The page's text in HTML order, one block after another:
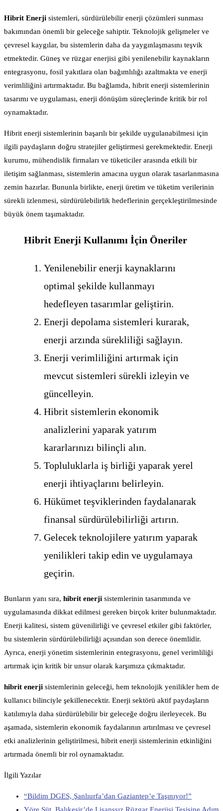
Hibrit Enerji sistemleri, sürdürülebilir enerji çözümleri sunması
bakımından önemli bir geleceğe sahiptir. Teknolojik gelişmeler ve
çevresel kaygılar, bu sistemlerin daha da yaygınlaşmasını teşvik
etmektedir. Güneş ve rüzgar enerjisi gibi yenilenebilir kaynakların
entegrasyonu, fosil yakıtlara olan bağımlılığı azaltmakta ve enerji
verimliliğini artırmaktadır. Bu bağlamda, hibrit enerji sistemlerinin
tasarımı ve uygulaması, enerji dönüşüm süreçlerinde kritik bir rol
oynamaktadır.
Hibrit enerji sistemlerinin başarılı bir şekilde uygulanabilmesi için
ilgili paydaşların doğru stratejiler geliştirmesi gerekmektedir. Enerji
kurumu, mühendislik firmaları ve tüketiciler arasında etkili bir
iletişim sağlanması, sistemlerin amacına uygun olarak tasarlanmasına
zemin hazırlar. Bununla birlikte, enerji üretim ve tüketim verilerinin
sürekli izlenmesi, sürdürülebilirlik hedeflerinin gerçekleştirilmesinde
büyük önem taşımaktadır.
Hibrit Enerji Kullanımı İçin Öneriler
Yenilenebilir enerji kaynaklarını
optimal şekilde kullanmayı
hedefleyen tasarımlar geliştirin.
Enerji depolama sistemleri kurarak,
enerji arzında sürekliliği sağlayın.
Enerji verimliliğini artırmak için
mevcut sistemleri sürekli izleyin ve
güncelleyin.
Hibrit sistemlerin ekonomik
analizlerini yaparak yatırım
kararlarınızı bilinçli alın.
Topluluklarla iş birliği yaparak yerel
enerji ihtiyaçlarını belirleyin.
Hükümet teşviklerinden faydalanarak
finansal sürdürülebilirliği artırın.
Gelecek teknolojilere yatırım yaparak
yenilikleri takip edin ve uygulamaya
geçirin.
Bunların yanı sıra, hibrit enerji sistemlerinin tasarımında ve
uygulamasında dikkat edilmesi gereken birçok kriter bulunmaktadır.
Enerji kalitesi, sistem güvenilirliği ve çevresel etkiler gibi faktörler,
bu sistemlerin sürdürülebilirliği açısından son derece önemlidir.
Ayrıca, enerji yönetim sistemlerinin entegrasyonu, genel verimliliği
artırmak için kritik bir unsur olarak karşımıza çıkmaktadır.
hibrit enerji sistemlerinin geleceği, hem teknolojik yenilikler hem de
kullanıcı bilinciyle şekillenecektir. Enerji sektörü aktif paydaşların
katılımıyla daha sürdürülebilir bir geleceğe doğru ilerleyecek. Bu
aşamada, sistemlerin ekonomik faydalarının artırılması ve çevresel
etki analizlerinin geliştirilmesi, hibrit enerji sistemlerinin etkinliğini
artırmada önemli bir rol oynamaktadır.
İlgili Yazılar
“Bildim DGES, Şanlıurfa’dan Gaziantep’e Taşınıyor!”
Yöre Süt, Balıkesir’de Lisanssız Rüzgar Enerjisi Tesisine Adım